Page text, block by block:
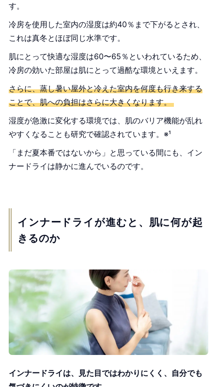
す。
冷房を使用した室内の湿度は約40％まで下がるとされ、
これは真冬とほぼ同じ水準です。
肌にとって快適な湿度は60〜65％といわれているため、
冷房の効いた部屋は肌にとって過酷な環境といえます。
さらに、蒸し暑い屋外と冷えた室内を何度も行き来する
ことで、肌への負担はさらに大きくなります。
湿度が急激に変化する環境では、肌のバリア機能が乱れ
やすくなることも研究で確認されています。※¹
「まだ夏本番ではないから」と思っている間にも、イン
ナードライは静かに進んでいるのです。
インナードライが進むと、肌に何が起
きるのか
インナードライは、見た目ではわかりにくく、自分でも